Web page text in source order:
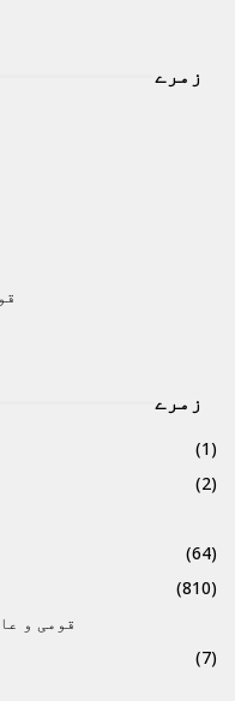
زمرے
زمرے
(1)
(2)
(64)
(810)
قومی و
(7)